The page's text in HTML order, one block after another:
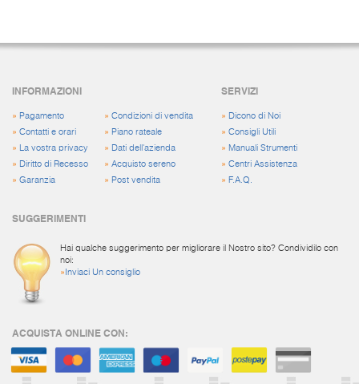
INFORMAZIONI
» Pagamento
» Contatti e orari
» La vostra privacy
» Diritto di Recesso
» Garanzia
» Condizioni di vendita
» Piano rateale
» Dati dell'azienda
» Acquisto sereno
» Post vendita
SERVIZI
» Dicono di Noi
»Consigli Utili
» Manuali Strumenti
»Centri Assistenza
» F.A.Q.
SUGGERIMENTI
Hai qualche suggerimento per migliorare il Nostro sito? Condividilo con
noi:
» Inviaci Un consiglio
ACQUISTA ONLINE CON: